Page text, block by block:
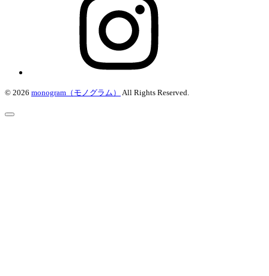
© 2026 monogram（モノグラム） All Rights Reserved.